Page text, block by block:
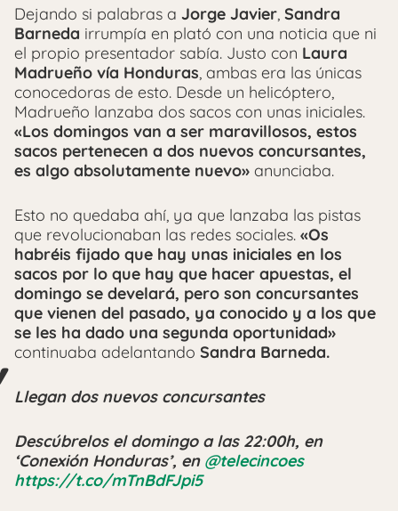
Dejando si palabras a Jorge Javier, Sandra
Barneda irrumpía en plató con una noticia que ni
el propio presentador sabía. Justo con Laura
Madrueño vía Honduras, ambas era las únicas
conocedoras de esto. Desde un helicóptero,
Madrueño lanzaba dos sacos con unas iniciales.
«Los domingos van a ser maravillosos, estos
sacos pertenecen a dos nuevos concursantes,
es algo absolutamente nuevo» anunciaba.
Esto no quedaba ahí, ya que lanzaba las pistas
que revolucionaban las redes sociales. «Os
habréis fijado que hay unas iniciales en los
sacos por lo que hay que hacer apuestas, el
domingo se develará, pero son concursantes
que vienen del pasado, ya conocido y a los que
se les ha dado una segunda oportunidad»
continuaba adelantando Sandra Barneda.
Llegan dos nuevos concursantes
Descúbrelos el domingo a las 22:00h, en
‘Conexión Honduras’, en @telecincoes
https://t.co/mTnBdFJpi5